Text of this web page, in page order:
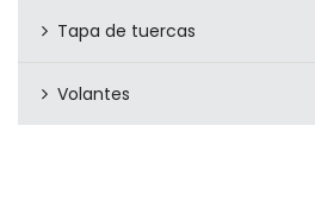
Tapa de tuercas
Volantes